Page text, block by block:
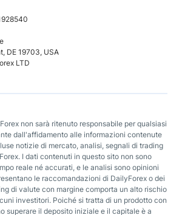
DE 19703, USA
LTD
non sarà ritenuto responsabile per qualsiasi
dall'affidamento alle informazioni contenute
notizie di mercato, analisi, segnali di trading
I dati contenuti in questo sito non sono
reale né accurati, e le analisi sono opinioni
le raccomandazioni di DailyForex o dei
di valute con margine comporta un alto rischio
investitori. Poiché si tratta di un prodotto con
superare il deposito iniziale e il capitale è a